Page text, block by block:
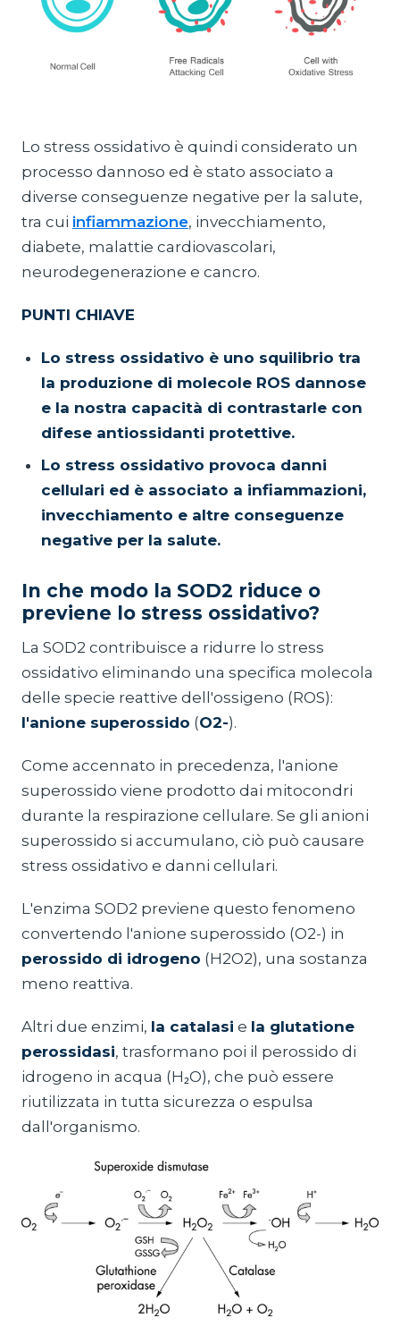
Lo stress ossidativo è quindi considerato un
processo dannoso ed è stato associato a
diverse conseguenze negative per la salute,
tra cui infiammazione, invecchiamento,
diabete, malattie cardiovascolari,
neurodegenerazione e cancro.
PUNTI CHIAVE
Lo stress ossidativo è uno squilibrio tra
la produzione di molecole ROS dannose
e la nostra capacità di contrastarle con
difese antiossidanti protettive.
Lo stress ossidativo provoca danni
cellulari ed è associato a infiammazioni,
invecchiamento e altre conseguenze
negative per la salute.
In che modo la SOD2 riduce o
previene lo stress ossidativo?
La SOD2 contribuisce a ridurre lo stress
ossidativo eliminando una specifica molecola
delle specie reattive dell'ossigeno (ROS):
l'anione superossido (O2-).
Come accennato in precedenza, l'anione
superossido viene prodotto dai mitocondri
durante la respirazione cellulare. Se gli anioni
superossido si accumulano, ciò può causare
stress ossidativo e danni cellulari.
L'enzima SOD2 previene questo fenomeno
convertendo l'anione superossido (O2-) in
perossido di idrogeno (H2O2), una sostanza
meno reattiva.
Altri due enzimi, la catalasi e la glutatione
perossidasi, trasformano poi il perossido di
idrogeno in acqua (H₂O), che può essere
riutilizzata in tutta sicurezza o espulsa
dall'organismo.